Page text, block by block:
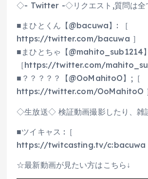
◇- Twitter -◇リクエスト,質問は全
■まひとくん【@bacuwa】: ［
https://twitter.com/bacuwa ］
■まひとちゃ【@mahito_sub1214
［https://twitter.com/
■？？？？？【@OoMahitoO】;［
https://twitter.com/OoMahitoO
◇生放送◇ 検証動画撮影したり、雑
■ツイキャス :［
https://twitcasting.tv/c:bacuwa
☆最新動画が見たい方はこちら↓